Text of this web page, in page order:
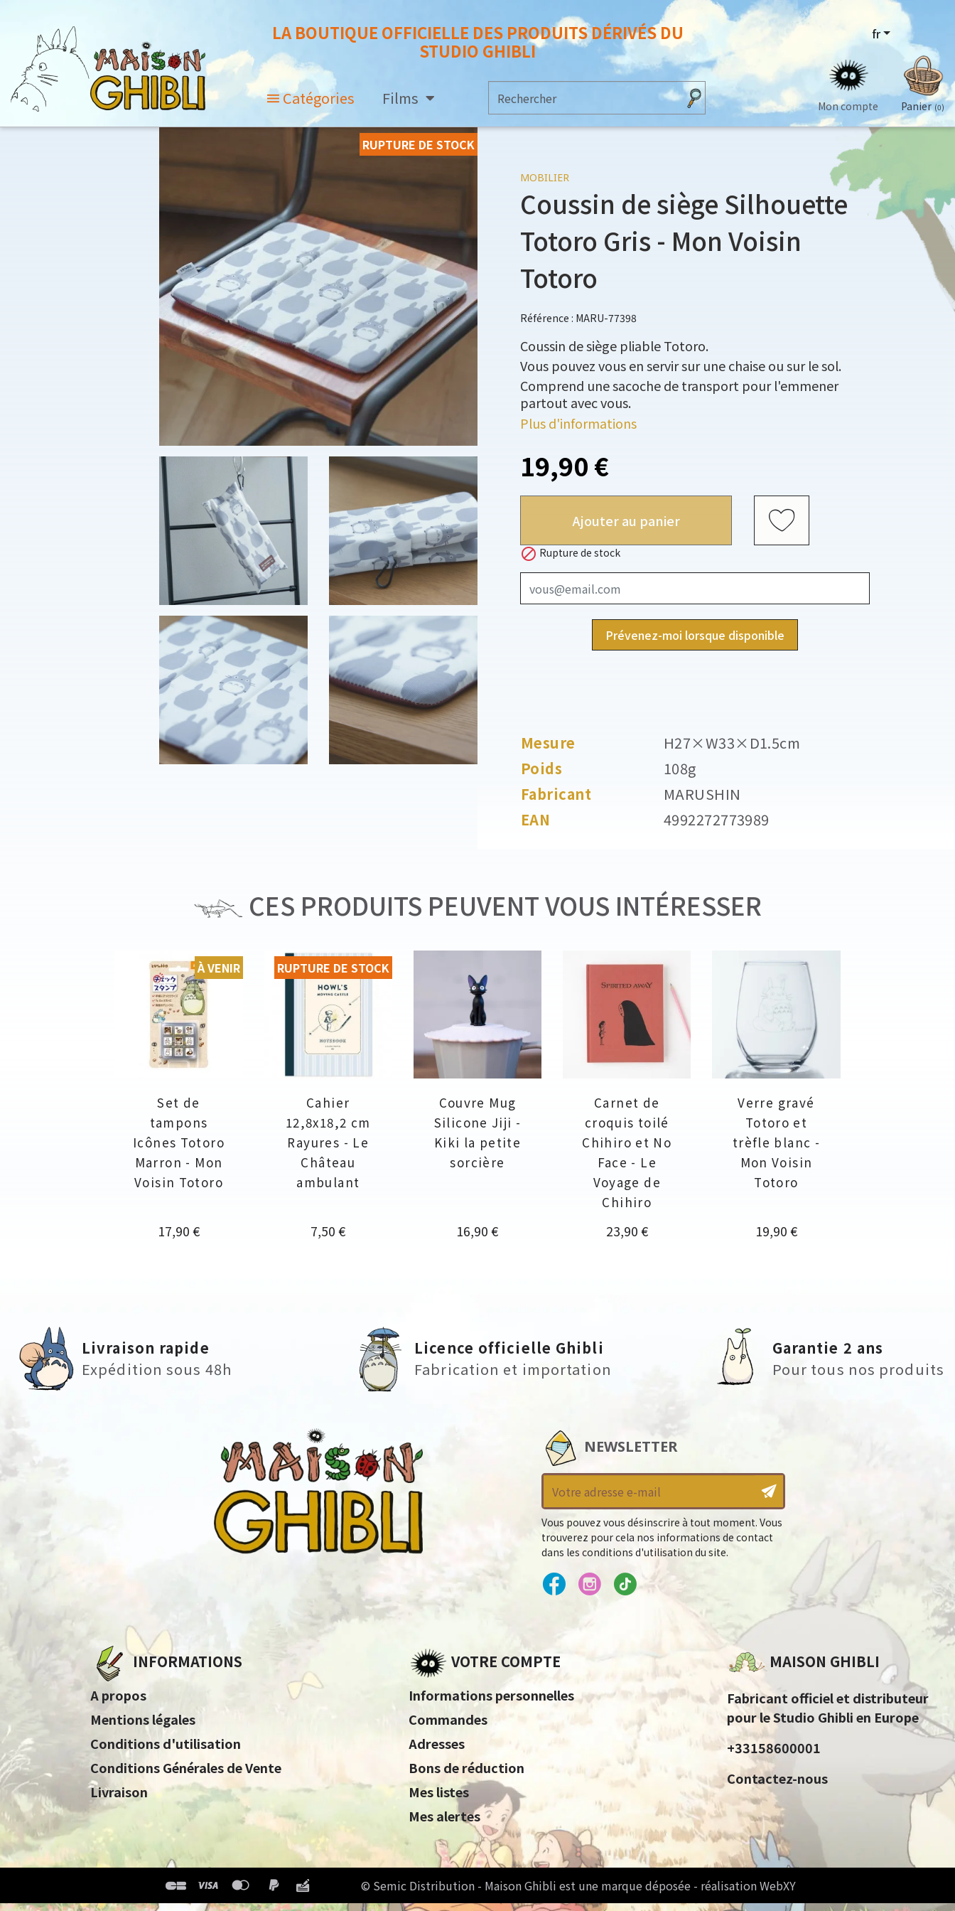
LA BOUTIQUE OFFICIELLE DES PRODUITS DÉRIVÉS DU
STUDIO GHIBLI
Catégories Films
fr
Mon compte Panier (0)
RUPTURE DE STOCK
MOBILIER
Coussin de siège Silhouette
Totoro Gris - Mon Voisin
Totoro
Référence : MARU-77398
Coussin de siège pliable Totoro.
Vous pouvez vous en servir sur une chaise ou sur le sol.
Comprend une sacoche de transport pour l'emmener
partout avec vous.
Plus d'informations
19,90 €
Ajouter au panier
 Rupture de stock
Prévenez-moi lorsque disponible
Mesure
H27×W33×D1.5cm
Poids
108g
Fabricant
MARUSHIN
EAN
4992272773989
CES PRODUITS PEUVENT VOUS INTÉRESSER
Set de
tampons
Icônes Totoro
Marron - Mon
Voisin Totoro
Prix
17,90 €
À VENIR
Cahier
12,8x18,2 cm
Rayures - Le
Château
ambulant
Prix
7,50 €
RUPTURE DE STOCK
Couvre Mug
Silicone Jiji -
Kiki la petite
sorcière
Prix
16,90 €
Carnet de
croquis toilé
Chihiro et No
Face - Le
Voyage de
Chihiro
Prix
23,90 €
Verre gravé
Totoro et
trèfle blanc -
Mon Voisin
Totoro
Prix
19,90 €
Livraison rapide
Expédition sous 48h
Licence officielle Ghibli
Fabrication et importation
Garantie 2 ans
Pour tous nos produits
NEWSLETTER
Vous pouvez vous désinscrire à tout moment. Vous
trouverez pour cela nos informations de contact
dans les conditions d'utilisation du site.
INFORMATIONS
A propos
Mentions légales
Conditions d'utilisation
Conditions Générales de Vente
Livraison
VOTRE COMPTE
Informations personnelles
Commandes
Adresses
Bons de réduction
Mes listes
Mes alertes
MAISON GHIBLI
Fabricant officiel et distributeur
pour le Studio Ghibli en Europe
+33158600001
Contactez-nous
© Semic Distribution - Maison Ghibli est une marque déposée - réalisation WebXY